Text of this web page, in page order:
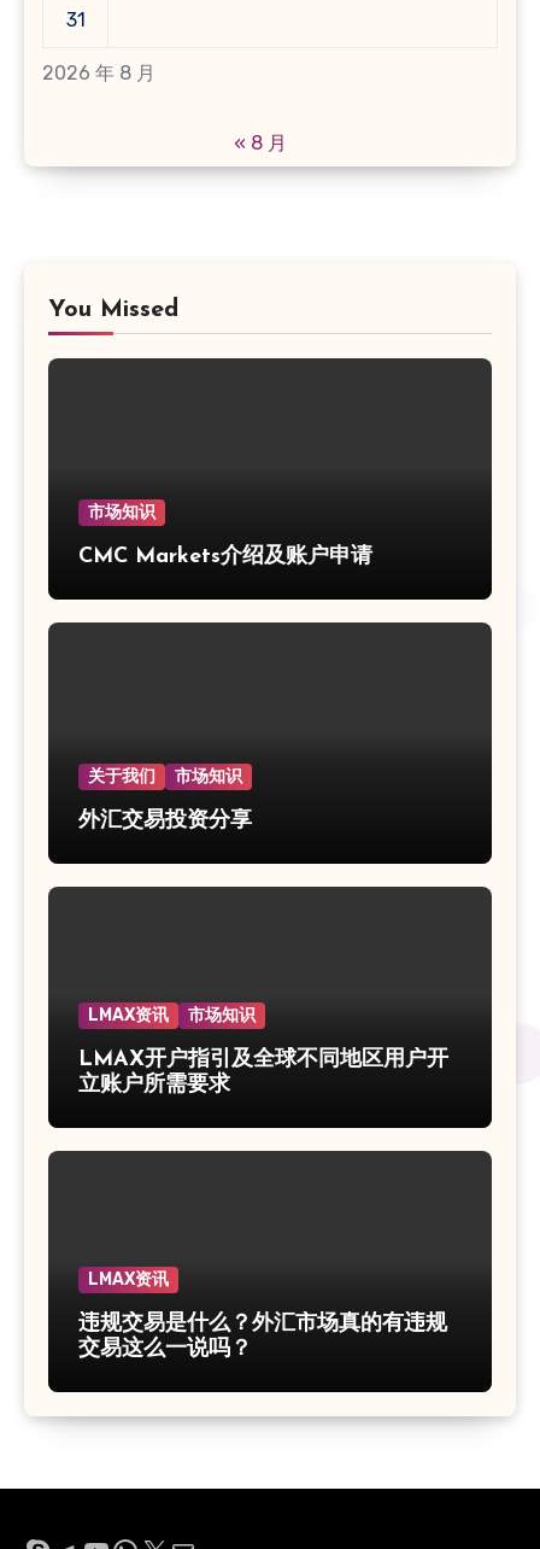
2026 年 8 月
31
« 8 月
You Missed
市场知识
CMC Markets介绍及账户申请
关于我们 市场知识
外汇交易投资分享
LMAX资讯 市场知识
LMAX开户指引及全球不同地区用户开
立账户所需要求
LMAX资讯
违规交易是什么？外汇市场真的有违规
交易这么一说吗？